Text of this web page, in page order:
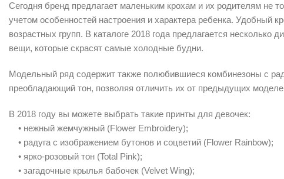
Сегодня бренд предлагает маленьким крохам и их родителям не
учетом особенностей настроения и характера ребенка. Удобный
возрастных групп. В каталоге 2018 года предлагается
вещи, которые скрасят самые холодные будни.
Модельный ряд содержит также полюбившиеся комбинезоны с
преобладающий тон, позволяя отличить их от предыдущих
В 2018 году вы можете выбрать такие принты для девочек:
• нежный жемчужный (Flower Embroidery);
• радуга с изображением бутонов и соцветий (Flower Rainbow);
• ярко-розовый тон (Total Pink);
• загадочные крылья бабочек (Velvet Wing);